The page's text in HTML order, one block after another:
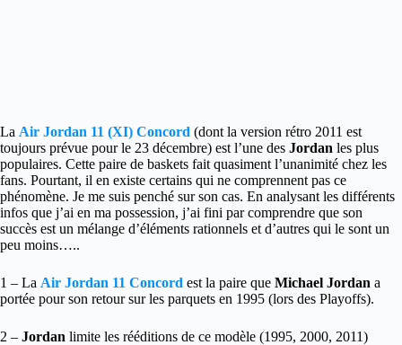
La Air Jordan 11 (XI) Concord (dont la version rétro 2011 est
toujours prévue pour le 23 décembre) est l’une des Jordan les plus
populaires. Cette paire de baskets fait quasiment l’unanimité chez les
fans. Pourtant, il en existe certains qui ne comprennent pas ce
phénomène. Je me suis penché sur son cas. En analysant les différents
infos que j’ai en ma possession, j’ai fini par comprendre que son
succès est un mélange d’éléments rationnels et d’autres qui le sont un
peu moins…..
1 – La Air Jordan 11 Concord est la paire que Michael Jordan a
portée pour son retour sur les parquets en 1995 (lors des Playoffs).
2 – Jordan limite les rééditions de ce modèle (1995, 2000, 2011)